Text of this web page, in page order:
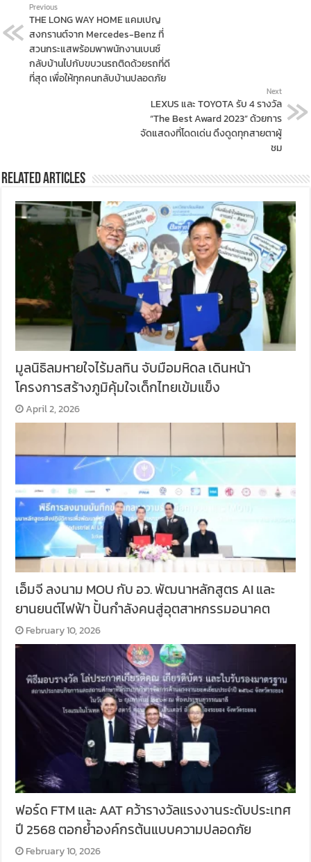
Previous
THE LONG WAY HOME แคมเปญ
สงกรานต์จาก Mercedes-Benz ที่
สวนกระแสพร้อมพาพนักงานเบนซ์
กลับบ้านไปกับขบวนรถติดด้วยรถที่ดี
ที่สุด เพื่อให้ทุกคนกลับบ้านปลอดภัย
Next
LEXUS และ TOYOTA รับ 4 รางวัล
“The Best Award 2023” ด้วยการ
จัดแสดงที่โดดเด่น ดึงดูดทุกสายตาผู้
ชม
Related Articles
มูลนิธิลมหายใจไร้มลทิน จับมือมหิดล เดินหน้า
โครงการสร้างภูมิคุ้มใจเด็กไทยเข้มแข็ง
April 2, 2026
เอ็มจี ลงนาม MOU กับ อว. พัฒนาหลักสูตร AI และ
ยานยนต์ไฟฟ้า ปั้นกำลังคนสู่อุตสาหกรรมอนาคต
February 10, 2026
ฟอร์ด FTM และ AAT คว้ารางวัลแรงงานระดับประเทศ
ปี 2568 ตอกย้ำองค์กรต้นแบบความปลอดภัย
February 10, 2026